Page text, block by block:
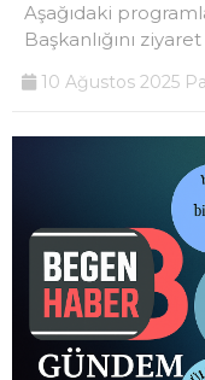
Aşağıdaki
Başkanlığını
10 Ağustos 2025